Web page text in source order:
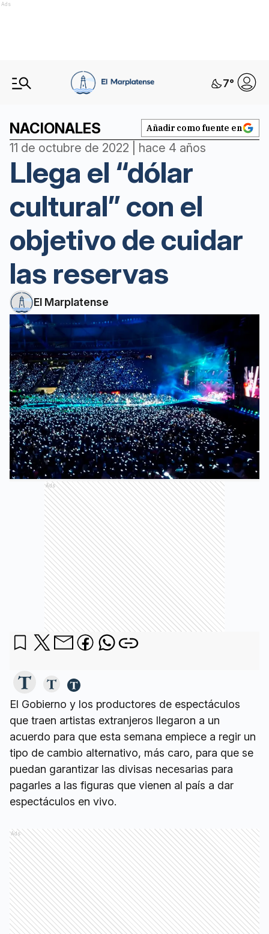
Ads
7°
NACIONALES Añadir como fuente en
11 de octubre de 2022 | hace 4 años
Llega el “dólar
cultural” con el
objetivo de cuidar
las reservas
El Marplatense
Ads
El Gobierno y los productores de espectáculos
que traen artistas extranjeros llegaron a un
acuerdo para que esta semana empiece a regir un
tipo de cambio alternativo, más caro, para que se
puedan garantizar las divisas necesarias para
pagarles a las figuras que vienen al país a dar
espectáculos en vivo.
Ads